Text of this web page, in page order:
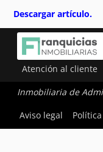
Descargar artículo.
Atención al cliente
Inmobiliaria de
Aviso legal